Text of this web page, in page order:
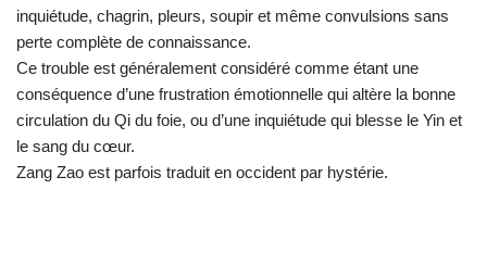
inquiétude, chagrin, pleurs, soupir et même convulsions sans
perte complète de connaissance.
Ce trouble est généralement considéré comme étant une
conséquence d’une frustration émotionnelle qui altère la bonne
circulation du Qi du foie, ou d’une inquiétude qui blesse le Yin et
le sang du cœur.
Zang Zao est parfois traduit en occident par hystérie.